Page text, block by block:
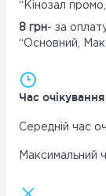
“Кінозал
8 грн- за
“Основний,
Час
Середній час
Максимальний